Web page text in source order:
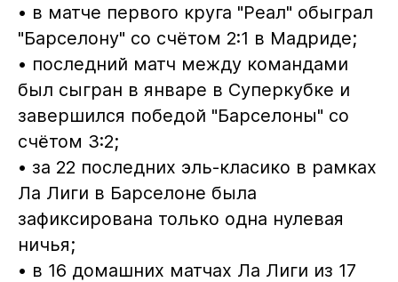
• в матче первого круга "Реал" обыграл
"Барселону" со счётом 2:1 в Мадриде;
• последний матч между командами
был сыгран в январе в Суперкубке и
завершился победой "Барселоны" со
счётом 3:2;
• за 22 последних эль-класико в рамках
Ла Лиги в Барселоне была
зафиксирована только одна нулевая
ничья;
• в 16 домашних матчах Ла Лиги из 17